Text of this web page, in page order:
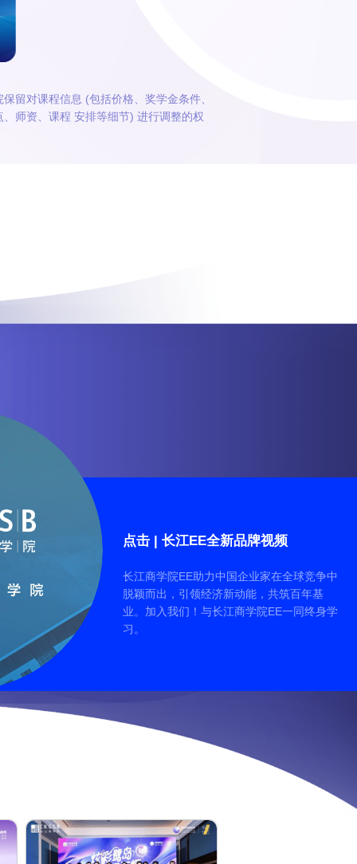
留对课程信息 (包括价格、奖学金条件、
、师资、课程 安排等细节) 进行调整的权
点击 | 长江EE全新品牌视频
长江商学院EE助力中国企业家在全球竞争中
脱颖而出，引领经济新动能，共筑百年基
业。加入我们！与长江商学院EE一同终身学
习。